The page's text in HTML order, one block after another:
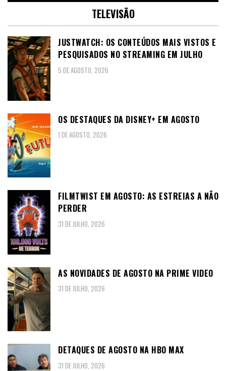
TELEVISÃO
JUSTWATCH: OS CONTEÚDOS MAIS VISTOS E
PESQUISADOS NO STREAMING EM JULHO
5 DE AGOSTO, 2026
OS DESTAQUES DA DISNEY+ EM AGOSTO
1 DE AGOSTO, 2026
FILMTWIST EM AGOSTO: AS ESTREIAS A NÃO
PERDER
31 DE JULHO, 2026
AS NOVIDADES DE AGOSTO NA PRIME VIDEO
31 DE JULHO, 2026
DETAQUES DE AGOSTO NA HBO MAX
31 DE JULHO, 2026